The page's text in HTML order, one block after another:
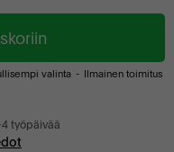
valinta Ilmainen toimitus
työpäivää